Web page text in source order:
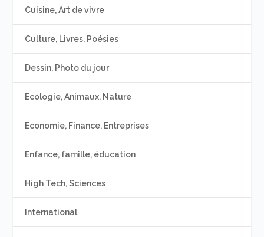
Cuisine, Art de vivre
Culture, Livres, Poésies
Dessin, Photo du jour
Ecologie, Animaux, Nature
Economie, Finance, Entreprises
Enfance, famille, éducation
High Tech, Sciences
International